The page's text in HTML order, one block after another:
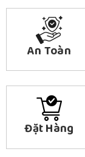
An Toàn
Đặt Hàng